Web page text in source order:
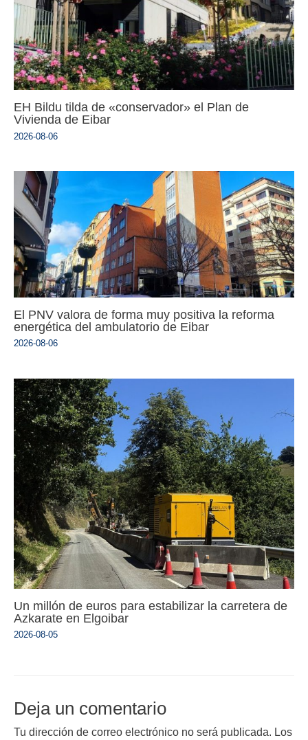
EH Bildu tilda de «conservador» el Plan de
Vivienda de Eibar
2026-08-06
El PNV valora de forma muy positiva la reforma
energética del ambulatorio de Eibar
2026-08-06
Un millón de euros para estabilizar la carretera de
Azkarate en Elgoibar
2026-08-05
Deja un comentario
Tu dirección de correo electrónico no será publicada. Los